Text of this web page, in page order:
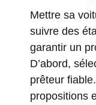
Mettre sa
suivre des
garantir un
D’abord,
prêteur
propositions